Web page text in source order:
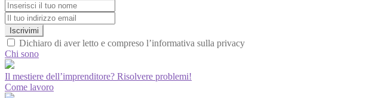
Iscrivimi
Dichiaro di aver letto e compreso l’informativa sulla privacy
Chi sono
Il mestiere dell’imprenditore? Risolvere problemi!
Come lavoro